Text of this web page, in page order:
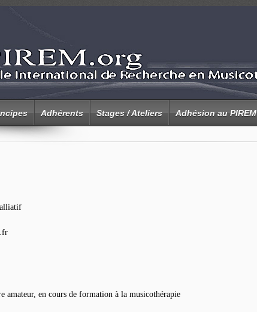
Adhérents Stages / Ateliers Adhésion au PIREM
amateur, en cours de formation à la musicothérapie